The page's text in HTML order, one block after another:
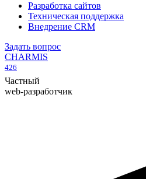
Разработка сайтов
Техническая поддержка
Внедрение CRM
Задать вопрос
CHARMIS
426
Частный
web-разработчик